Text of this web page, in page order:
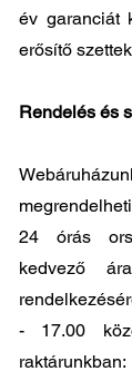
év garanciát
erősítő
Rendelés és
24 órás
kedvező
- 17.00